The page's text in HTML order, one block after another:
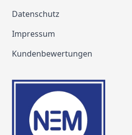
Datenschutz
Impressum
Kundenbewertungen